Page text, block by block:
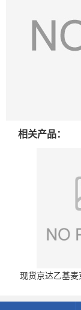
相关产品：
现货京达乙基